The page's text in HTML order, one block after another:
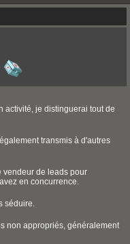
activité, je distinguerai tout de
transmis à d'autres
vendeur de leads pour
en concurrence.
séduire.
non appropriés, généralement